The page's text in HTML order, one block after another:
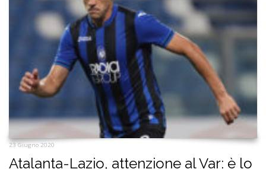
23 Giugno 2020
Atalanta-Lazio, attenzione al Var: è lo